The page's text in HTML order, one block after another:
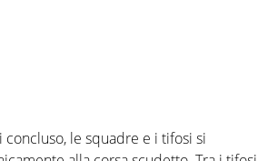
le squadre e i tifosi si